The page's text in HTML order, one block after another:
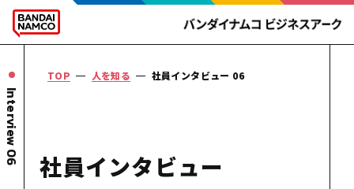
TOP 人を知る 社員インタビュー 06
社員インタビュー
Interview 06